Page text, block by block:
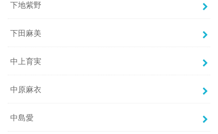
下地紫野
下田麻美
中上育実
中原麻衣
中島愛